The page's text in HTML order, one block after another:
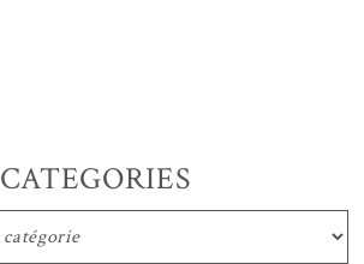
CATEGORIES